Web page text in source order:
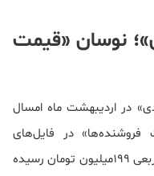
نوسان «قیمت
در اردیبهشت ماه امسال
در فایل‌های
آپارتمان‌های عرضه‌شده در تهران به مترمربعی 199‌میلیون تومان رسیده